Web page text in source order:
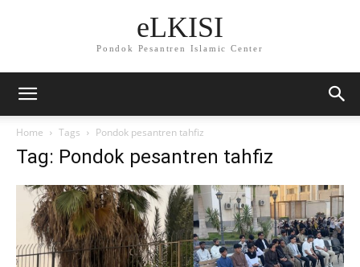
eLKISI
Pondok Pesantren Islamic Center
Home Tags Pondok pesantren tahfiz
Tag: Pondok pesantren tahfiz